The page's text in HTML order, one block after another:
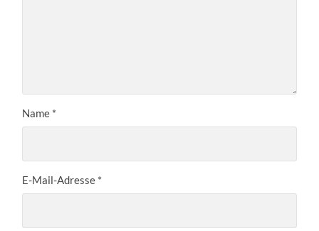
Name *
E-Mail-Adresse *